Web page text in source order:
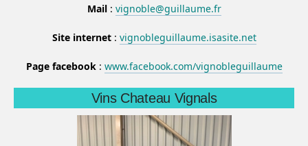
Mail: vignoble@guillaume.fr
Site internet: vignobleguillaume.isasite.net
Page facebook: www.facebook.com/vignobleguillaume
Vins Chateau Vignals